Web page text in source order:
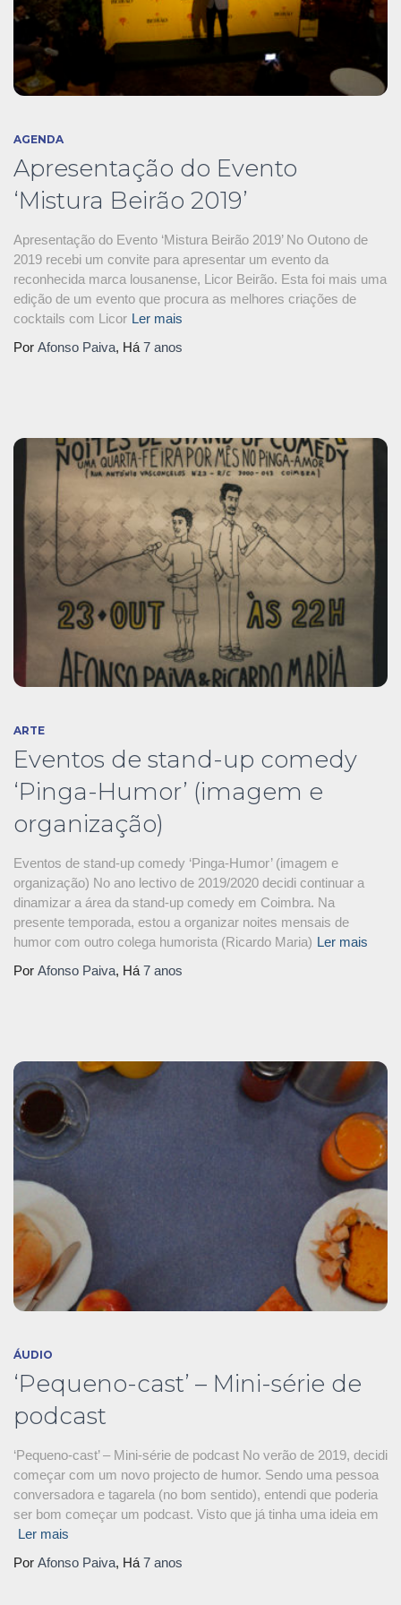
AGENDA
Apresentação do Evento
‘Mistura Beirão 2019’
Apresentação do Evento ‘Mistura Beirão 2019’ No Outono de
2019 recebi um convite para apresentar um evento da
reconhecida marca lousanense, Licor Beirão. Esta foi mais uma
edição de um evento que procura as melhores criações de
cocktails com Licor Ler mais
Por Afonso Paiva, Há 7 anos
ARTE
Eventos de stand-up comedy
‘Pinga-Humor’ (imagem e
organização)
Eventos de stand-up comedy ‘Pinga-Humor’ (imagem e
organização) No ano lectivo de 2019/2020 decidi continuar a
dinamizar a área da stand-up comedy em Coimbra. Na
presente temporada, estou a organizar noites mensais de
humor com outro colega humorista (Ricardo Maria) Ler mais
Por Afonso Paiva, Há 7 anos
ÁUDIO
‘Pequeno-cast’ – Mini-série de
podcast
‘Pequeno-cast’ – Mini-série de podcast No verão de 2019, decidi
começar com um novo projecto de humor. Sendo uma pessoa
conversadora e tagarela (no bom sentido), entendi que poderia
ser bom começar um podcast. Visto que já tinha uma ideia em
Ler mais
Por Afonso Paiva, Há 7 anos